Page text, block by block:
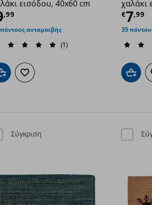
εισόδου, 40x60 cm
,99 τιμή € 9,99
ανταμοιβής
(1)
Προσθήκη στο καλάθι
Προσθήκη στα αγαπημένα
χαλάκι
€7,99
35
Σύγκριση